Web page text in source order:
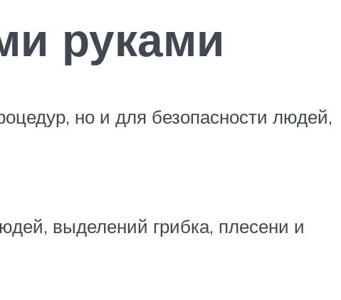
руками
но и для безопасности людей,
выделений грибка, плесени и